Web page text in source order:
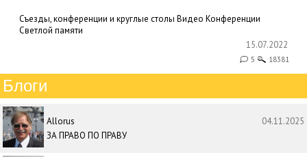
Съезды, конференции и круглые столы Видео Конференции
Светлой памяти
15.07.2022
5 18381
Блоги
Allorus
04.11.2025
ЗА ПРАВО ПО ПРАВУ